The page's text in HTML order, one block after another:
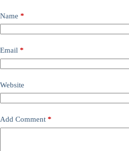
Name *
Email *
Website
Add Comment *